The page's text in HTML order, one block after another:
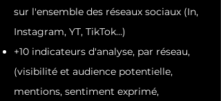
sur l'ensemble des réseaux sociaux (In,
Instagram, YT, TikTok...)
+10 indicateurs d'analyse, par réseau,
(visibilité et audience potentielle,
mentions, sentiment exprimé,